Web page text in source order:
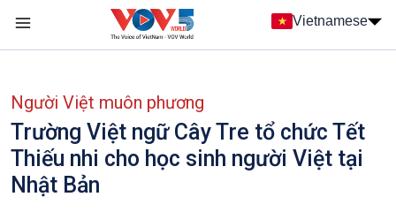
Nhảy đến nội dung
Vietnamese
Người Việt muôn phương
Trường Việt ngữ Cây Tre tổ chức Tết
Thiếu nhi cho học sinh người Việt tại
Nhật Bản